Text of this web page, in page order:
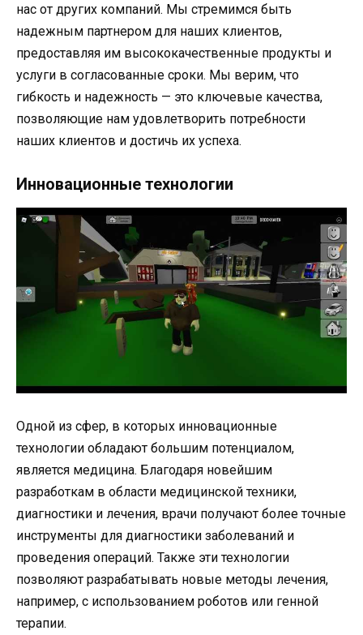
нас от других компаний. Мы стремимся быть
надежным партнером для наших клиентов,
предоставляя им высококачественные продукты и
услуги в согласованные сроки. Мы верим, что
гибкость и надежность — это ключевые качества,
позволяющие нам удовлетворить потребности
наших клиентов и достичь их успеха.
Инновационные технологии
Одной из сфер, в которых инновационные
технологии обладают большим потенциалом,
является медицина. Благодаря новейшим
разработкам в области медицинской техники,
диагностики и лечения, врачи получают более точные
инструменты для диагностики заболеваний и
проведения операций. Также эти технологии
позволяют разрабатывать новые методы лечения,
например, с использованием роботов или генной
терапии.